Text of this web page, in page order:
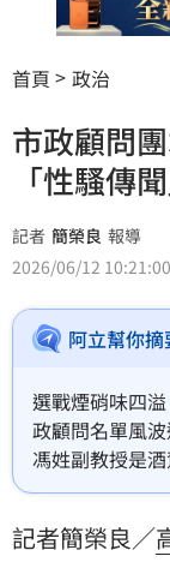
首頁 政治
市政顧問
「性騷傳
記者 簡榮良 報導
2026/06/12 10:21:00
阿立幫你
選戰煙硝味四
政顧問名單風
馮姓副教授是
入性騷擾傳聞
團；至於葉教
記者簡榮良／